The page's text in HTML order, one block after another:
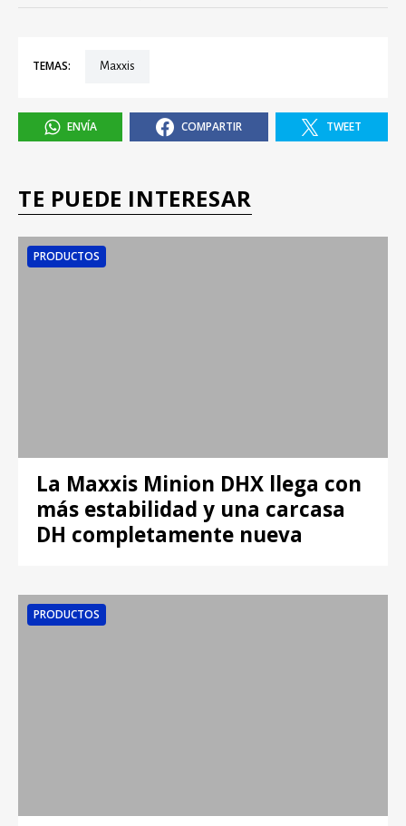
TEMAS: Maxxis
ENVÍA COMPARTIR TWEET
TE PUEDE INTERESAR
PRODUCTOS
La Maxxis Minion DHX llega con
más estabilidad y una carcasa
DH completamente nueva
PRODUCTOS